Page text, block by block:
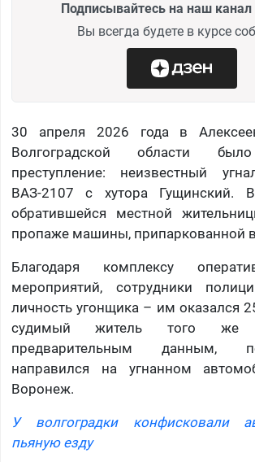
Подписывайтесь на наш канал
Вы всегда будете в курсе
30 апреля 2026 года в
Волгоградской области
преступление: неизвестный
ВАЗ-2107 с хутора Гущинский.
обратившейся местной
пропаже машины, припаркованной
Благодаря комплексу
мероприятий, сотрудники
личность угонщика – им оказался
судимый житель того же
предварительным данным,
направился на угнанном
Воронеж.
У волгоградки конфисковали
пьяную езду